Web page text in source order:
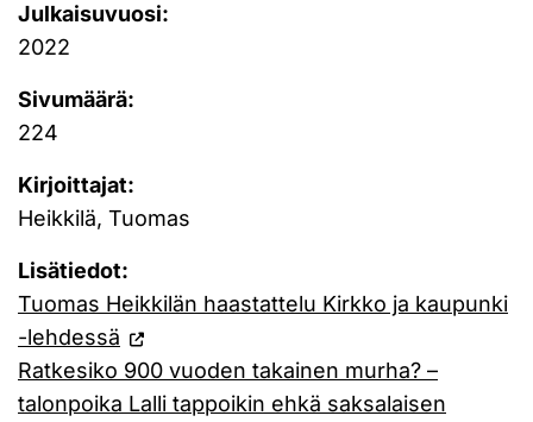
Julkaisuvuosi:
2022
Sivumäärä:
224
Kirjoittajat:
Heikkilä, Tuomas
Lisätiedot:
Tuomas Heikkilän haastattelu Kirkko ja kaupunki
-lehdessä
Ratkesiko 900 vuoden takainen murha? –
talonpoika Lalli tappoikin ehkä saksalaisen